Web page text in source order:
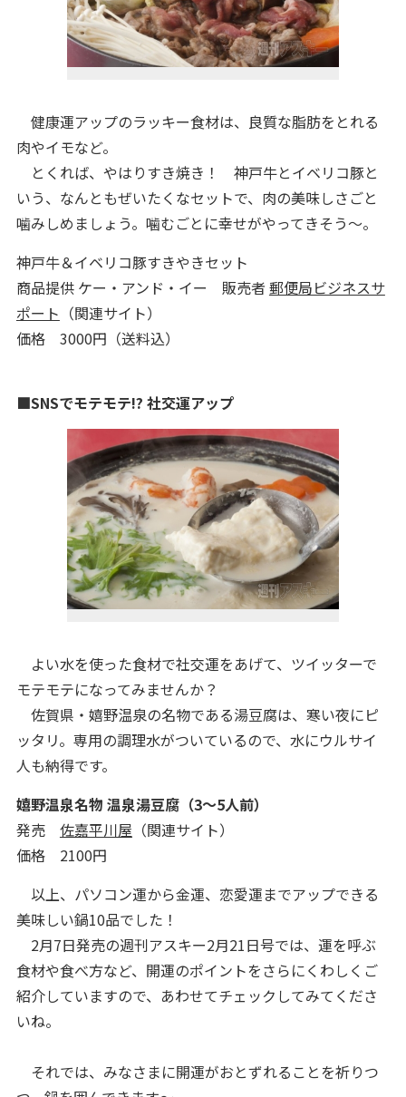
健康運アップのラッキー食材は、良質な脂肪をとれる
肉やイモなど。
とくれば、やはりすき焼き！ 神戸牛とイベリコ豚と
いう、なんともぜいたくなセットで、肉の美味しさごと
噛みしめましょう。噛むごとに幸せがやってきそう～。
神戸牛＆イベリコ豚すきやきセット
商品提供 ケー・アンド・イー 販売者 郵便局ビジネスサ
ポート （関連サイト）
価格 3000円（送料込）
■SNSでモテモテ!? 社交運アップ
よい水を使った食材で社交運をあげて、ツイッターで
モテモテになってみませんか？
佐賀県・嬉野温泉の名物である湯豆腐は、寒い夜にピ
ッタリ。専用の調理水がついているので、水にウルサイ
人も納得です。
嬉野温泉名物 温泉湯豆腐（3〜5人前）
発売 佐嘉平川屋 （関連サイト）
価格 2100円
以上、パソコン運から金運、恋愛運までアップできる
美味しい鍋10品でした！
2月7日発売の週刊アスキー2月21日号では、運を呼ぶ
食材や食べ方など、開運のポイントをさらにくわしくご
紹介していますので、あわせてチェックしてみてくださ
いね。
それでは、みなさまに開運がおとずれることを祈りつ